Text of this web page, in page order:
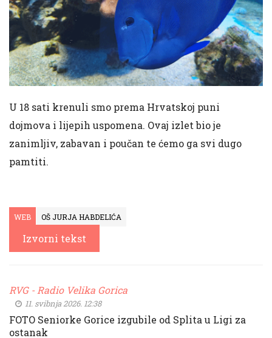
U 18 sati krenuli smo prema Hrvatskoj puni
dojmova i lijepih uspomena. Ovaj izlet bio je
zanimljiv, zabavan i poučan te ćemo ga svi dugo
pamtiti.
WEB OŠ JURJA HABDELIĆA
Izvorni tekst
RVG - Radio Velika Gorica
11. svibnja 2026. 12:38
FOTO Seniorke Gorice izgubile od Splita u Ligi za
ostanak